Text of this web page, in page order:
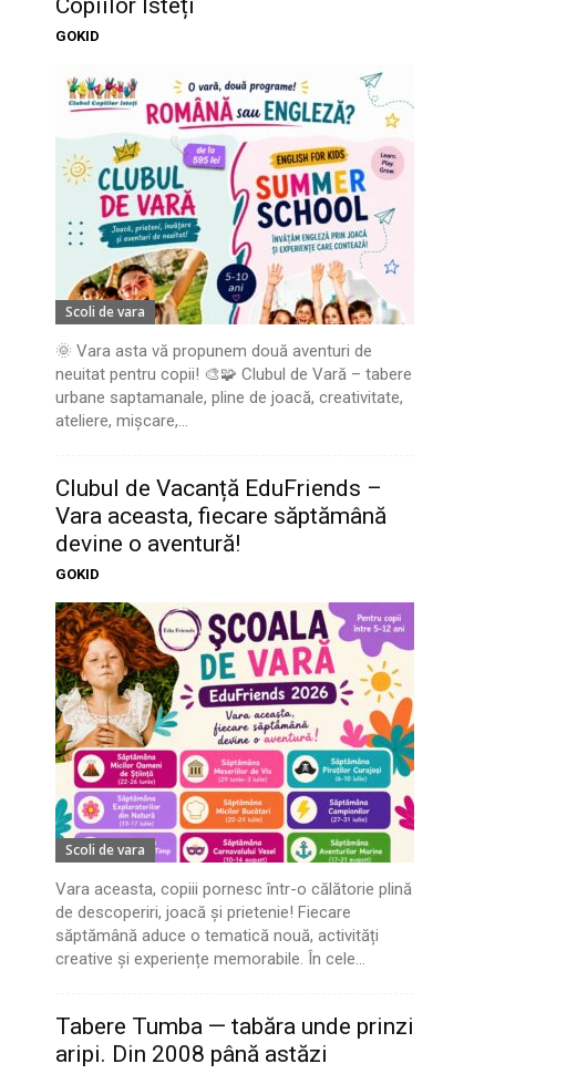
GOKID
Scoli de vara
🌞 Vara asta vă propunem două aventuri de
neuitat pentru copii! 🎨🧩 Clubul de Vară – tabere
urbane saptamanale, pline de joacă, creativitate,
ateliere, mișcare,...
Clubul de Vacanță EduFriends –
Vara aceasta, fiecare săptămână
devine o aventură!
GOKID
Scoli de vara
Vara aceasta, copiii pornesc într-o călătorie plină
de descoperiri, joacă și prietenie! Fiecare
săptămână aduce o tematică nouă, activități
creative și experiențe memorabile. În cele...
Tabere Tumba — tabăra unde prinzi
aripi. Din 2008 până astăzi